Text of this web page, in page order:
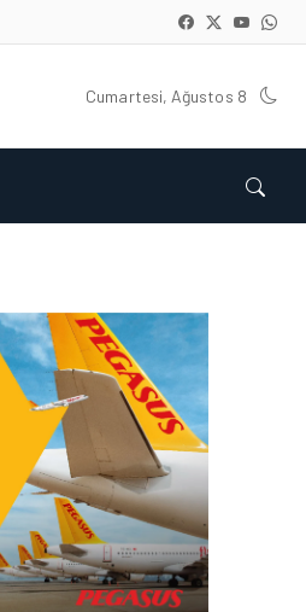
Cumartesi, Ağustos 8
KARGO • 26 TEM 2026
HONG KONG VE ÇIN’DEN
AVRUPA’YA HAVA
KARGODA SERT DÜŞÜŞ
KARGO • 08 TEM 2026
TURHAN ÖZEN SAUDI
CARGO CHIEF
COMMERCIAL OFFICER
OLDU